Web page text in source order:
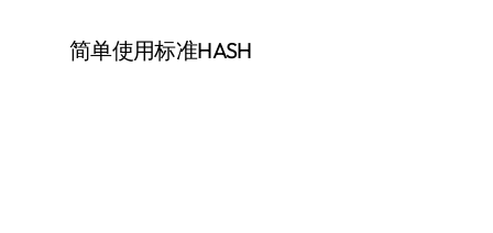
简单使用标准HASH